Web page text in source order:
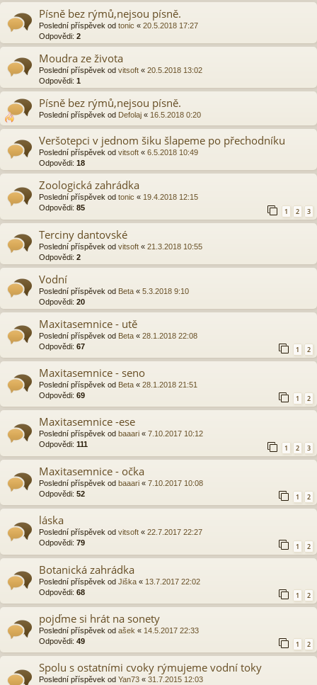
Písně bez rýmů,nejsou písně.
Poslední příspěvek od tonic « 20.5.2018 17:27
Odpovědi: 2
Moudra ze života
Poslední příspěvek od vitsoft « 20.5.2018 13:02
Odpovědi: 1
Písně bez rýmů,nejsou písně.
Poslední příspěvek od Defolaj « 16.5.2018 0:20
Veršotepci v jednom šiku šlapeme po přechodníku
Poslední příspěvek od vitsoft « 6.5.2018 10:49
Odpovědi: 18
Zoologická zahrádka
Poslední příspěvek od tonic « 19.4.2018 12:15
Odpovědi: 85 1 2 3
Terciny dantovské
Poslední příspěvek od vitsoft « 21.3.2018 10:55
Odpovědi: 2
Vodní
Poslední příspěvek od Beta « 5.3.2018 9:10
Odpovědi: 20
Maxitasemnice - utě
Poslední příspěvek od Beta « 28.1.2018 22:08
Odpovědi: 67 1 2
Maxitasemnice - seno
Poslední příspěvek od Beta « 28.1.2018 21:51
Odpovědi: 69 1 2
Maxitasemnice -ese
Poslední příspěvek od baaari « 7.10.2017 10:12
Odpovědi: 111 1 2 3
Maxitasemnice - očka
Poslední příspěvek od baaari « 7.10.2017 10:08
Odpovědi: 52 1 2
láska
Poslední příspěvek od vitsoft « 22.7.2017 22:27
Odpovědi: 79 1 2
Botanická zahrádka
Poslední příspěvek od Jiška « 13.7.2017 22:02
Odpovědi: 68 1 2
pojďme si hrát na sonety
Poslední příspěvek od ašek « 14.5.2017 22:33
Odpovědi: 49 1 2
Spolu s ostatními cvoky rýmujeme vodní toky
Poslední příspěvek od Yan73 « 31.7.2015 12:03